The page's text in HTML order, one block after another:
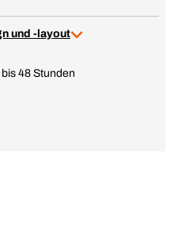
und -layout
48 Stunden